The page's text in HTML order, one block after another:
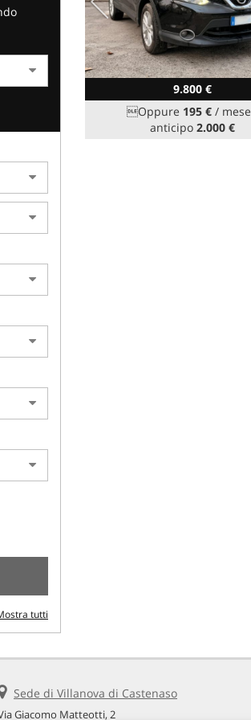
tutti
9.800 €
Oppure 195 € / mese
anticipo2.000 €
Sede di Villanova di Castenaso
Giacomo Matteotti, 2